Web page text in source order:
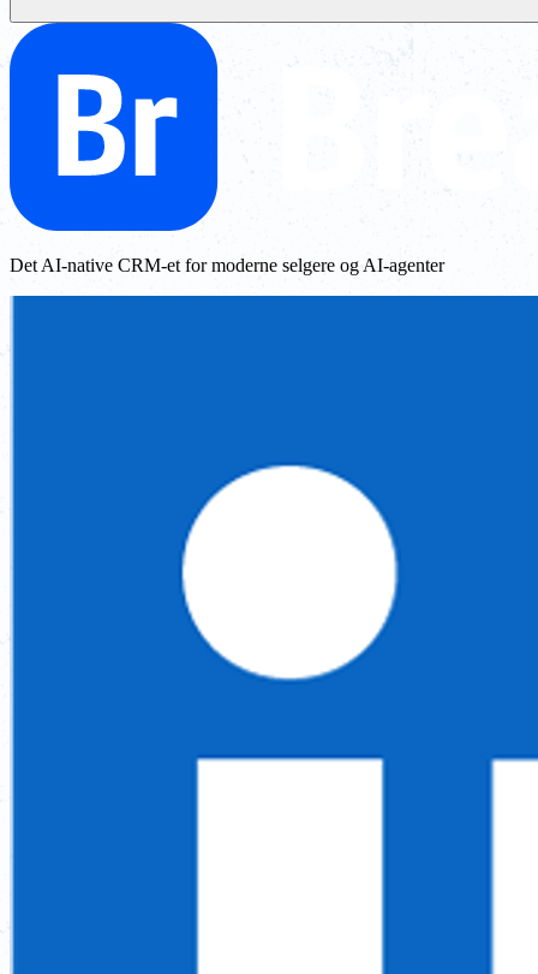
Det AI-native CRM-et for moderne selgere og AI-agenter